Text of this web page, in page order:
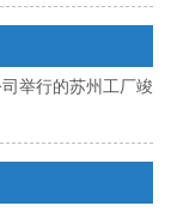
举行的苏州工厂竣